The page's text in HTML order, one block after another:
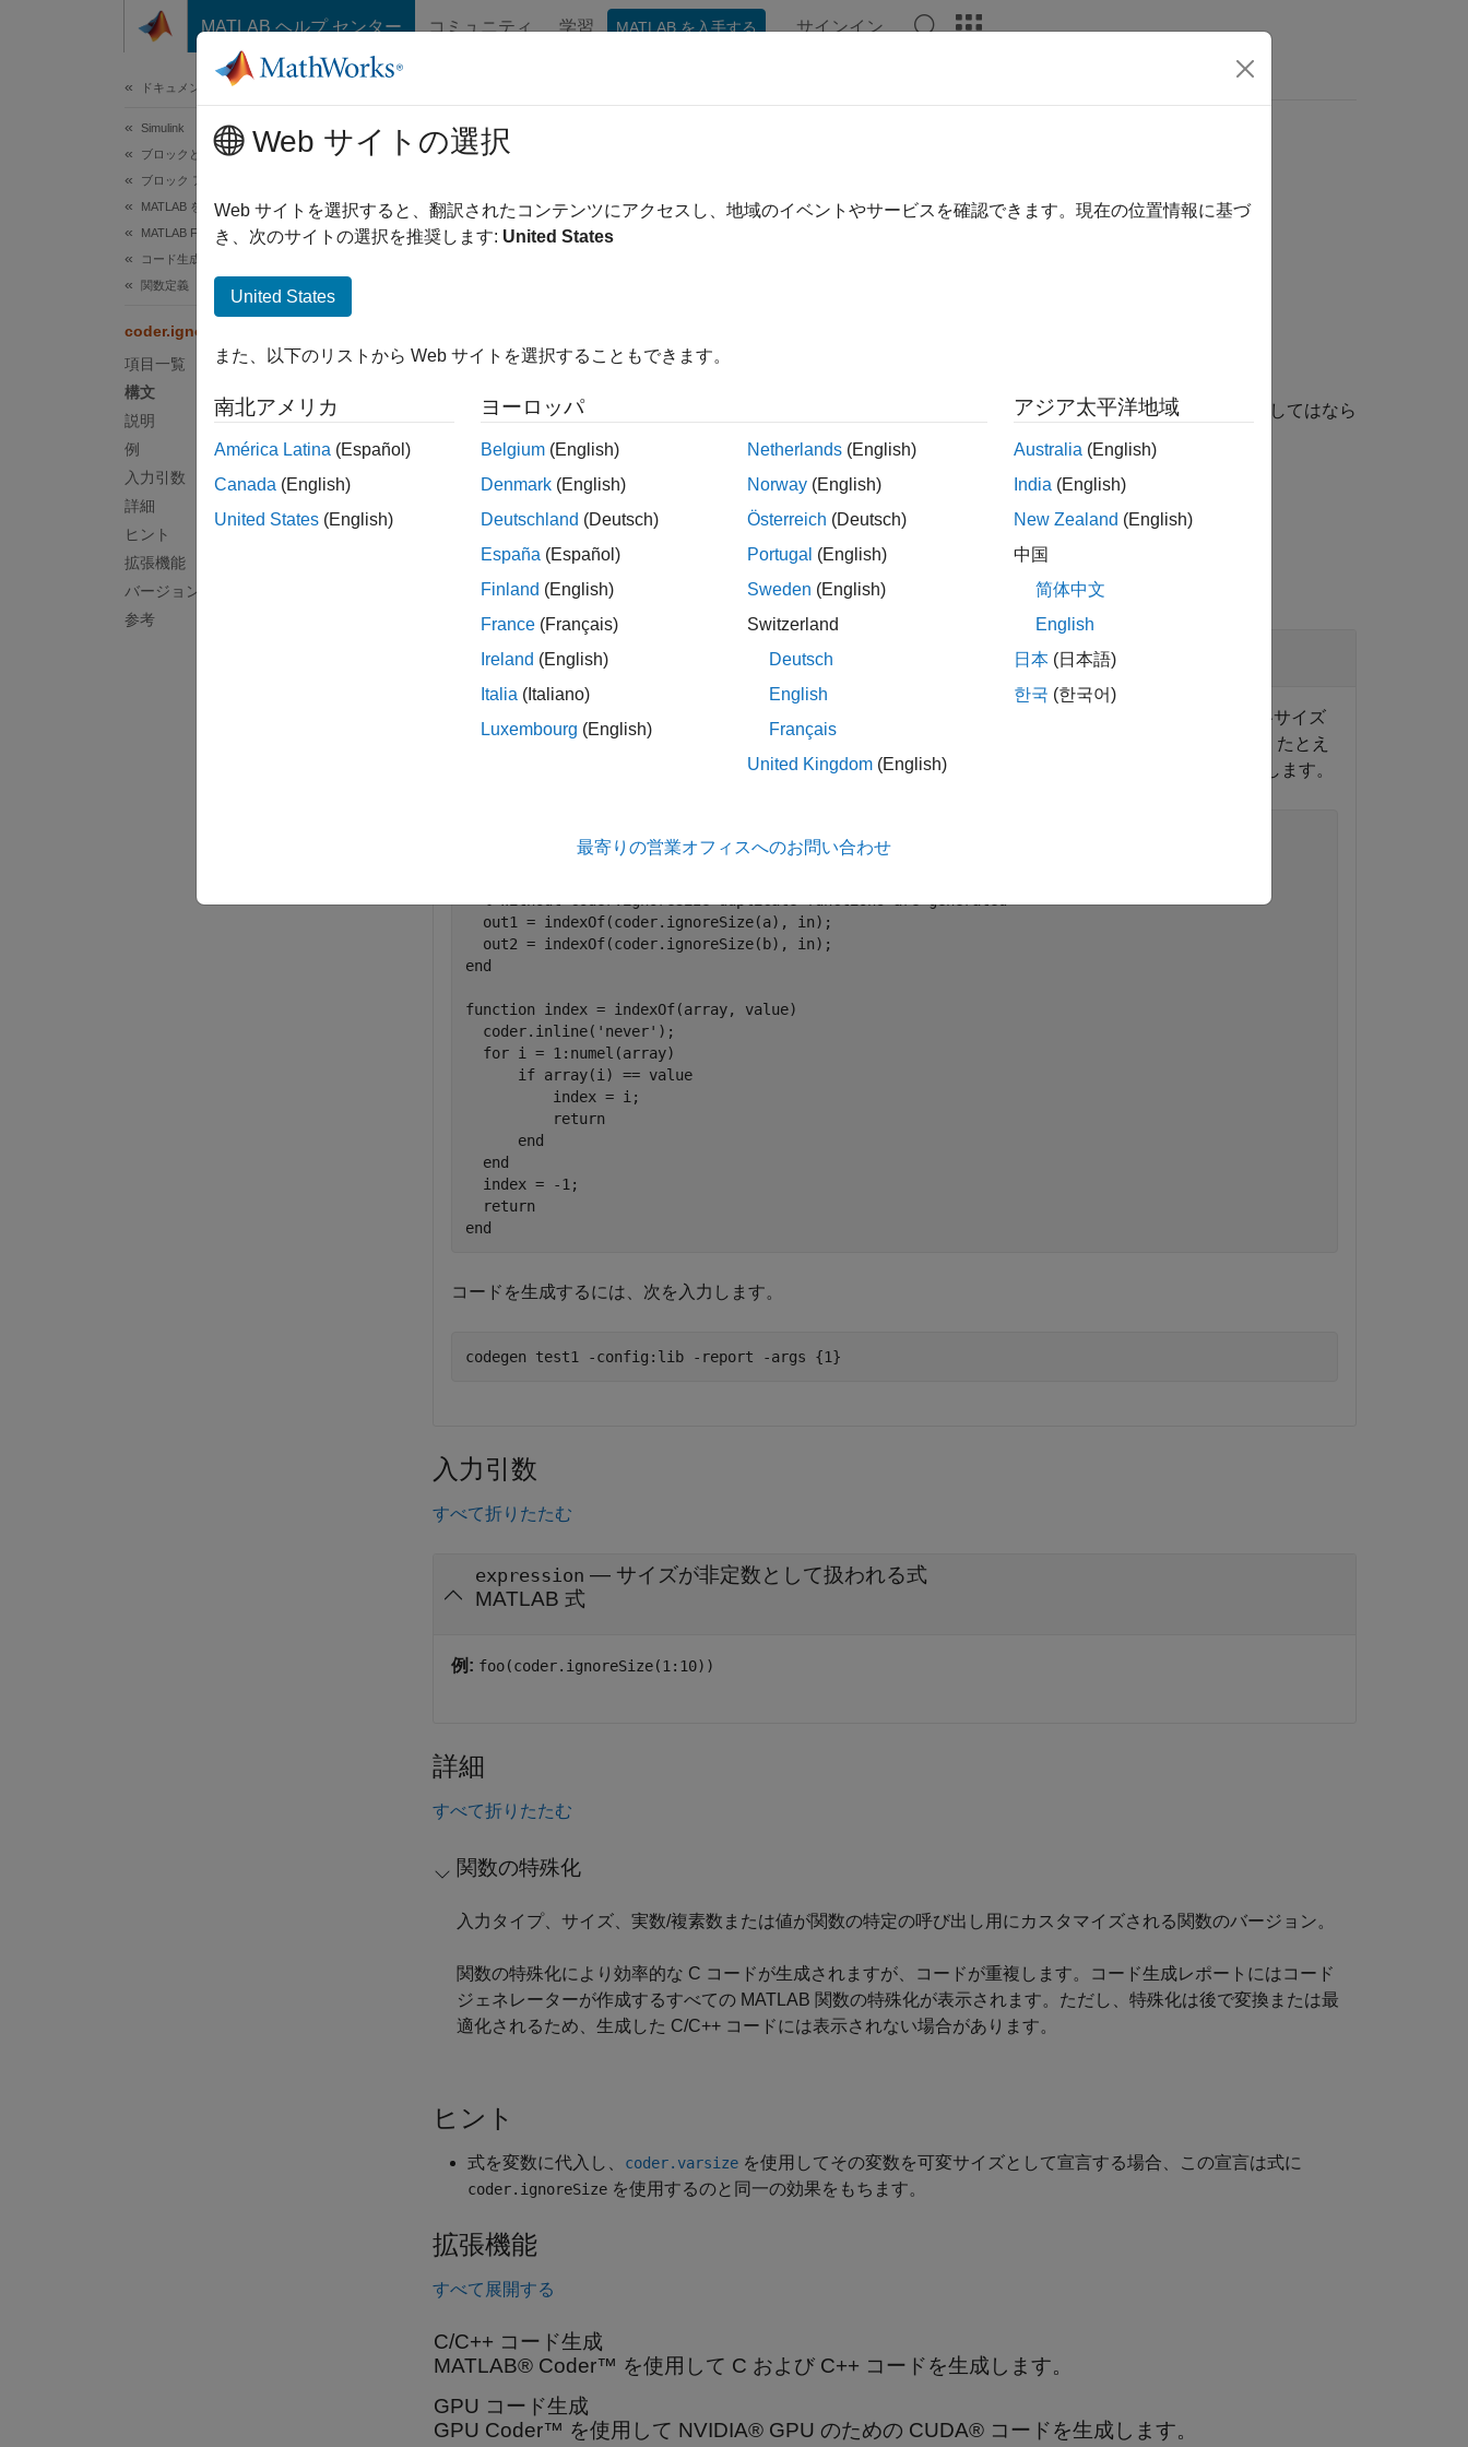
コンテンツへスキップ
MATLAB ヘルプ センター コミュニティ 学習 MATLAB を入手する サインイン
ドキュメンテーションのホーム
Simulink
ブロックとブロックセットの作成
ブロック アルゴリズムの作成
MATLAB を使用したブロックの作成
MATLAB Functions を使用したブロックの作成
コード生成のためのプログラミング
関数定義
coder.ignoreSize
項目一覧
構文
説明
例
入力引数
詳細
ヒント
拡張機能
バージョン履歴
参考
coder.ignoreSize
定数サイズの式を対象とした関数の特殊化がコード ジェネレーターにより作成されるのを回避する
説明
coder.ignoreSize(expression
は、コード ジェネレーターが式の定数サイズを使用して関数の特殊化を作成してはなら
すべて折りたたむ
複数の入力サイズに対して生成された重複関数
コードが関数を複数回呼び出し、異なるサイズの入力を渡す場合、コード ジェネレーターは各サイズ
の関数の特殊化を作成できます。この問題を回避するには、
を関数入力に使用します。たとえ
を使用して、関数indexOfの複数のコピーが作成されることを回避します。
[out1, out2] = test1(in)
  out1 = indexOf(coder.ignoreSize(a), in);
end
function index = indexOf(array, value)
  coder.inline(
'never' );
for i = 1:numel(array)
if array(i) == value
          index = i;
return
end
end
  index = -1;
return
end
コードを生成するには、次を入力します。
codegen test1 -config:lib -report -args {1}
入力引数
すべて折りたたむ
expression — サイズが非定数として扱われる式
MATLAB 式
例: foo(coder.ignoreSize(1:10))
詳細
すべて折りたたむ
関数の特殊化
入力タイプ、サイズ、実数/複素数または値が関数の特定の呼び出し用にカスタマイズされる関数のバージョン。
関数の特殊化により効率的な C コードが生成されますが、コードが重複します。コード生成レポートにはコード
ジェネレーターが作成するすべての MATLAB 関数の特殊化が表示されます。ただし、特殊化は後で変換または最
適化されるため、生成した C/C++ コードには表示されない場合があります。
ヒント
式を変数に代入し、 coder.varsize を使用してその変数を可変サイズとして宣言する場合、この宣言は式に
coder.ignoreSize を使用するのと同一の効果をもちます。
拡張機能
すべて展開する
C/C++ コード生成
MATLAB® Coder™ を使用して C および C++ コードを生成します。
GPU コード生成
GPU Coder™ を使用して NVIDIA® GPU のための CUDA® コードを生成します。
Web サイトの選択
Web サイトを選択すると、翻訳されたコンテンツにアクセスし、地域のイベントやサービスを確認できます。現在の位置情報に基づ
き、次のサイトの選択を推奨します: United States
United States
また、以下のリストから Web サイトを選択することもできます。
南北アメリカ
América Latina (Español)
Canada (English)
United States (English)
ヨーロッパ
Belgium (English)
Denmark (English)
Deutschland (Deutsch)
España (Español)
Finland (English)
France (Français)
Ireland (English)
Italia (Italiano)
Luxembourg (English)
Netherlands (English)
Norway (English)
Österreich (Deutsch)
Portugal (English)
Sweden (English)
Switzerland
Deutsch
English
Français
United Kingdom (English)
アジア太平洋地域
Australia (English)
India (English)
New Zealand (English)
中国
简体中文
English
日本 (日本語)
한국 (한국어)
最寄りの営業オフィスへのお問い合わせ